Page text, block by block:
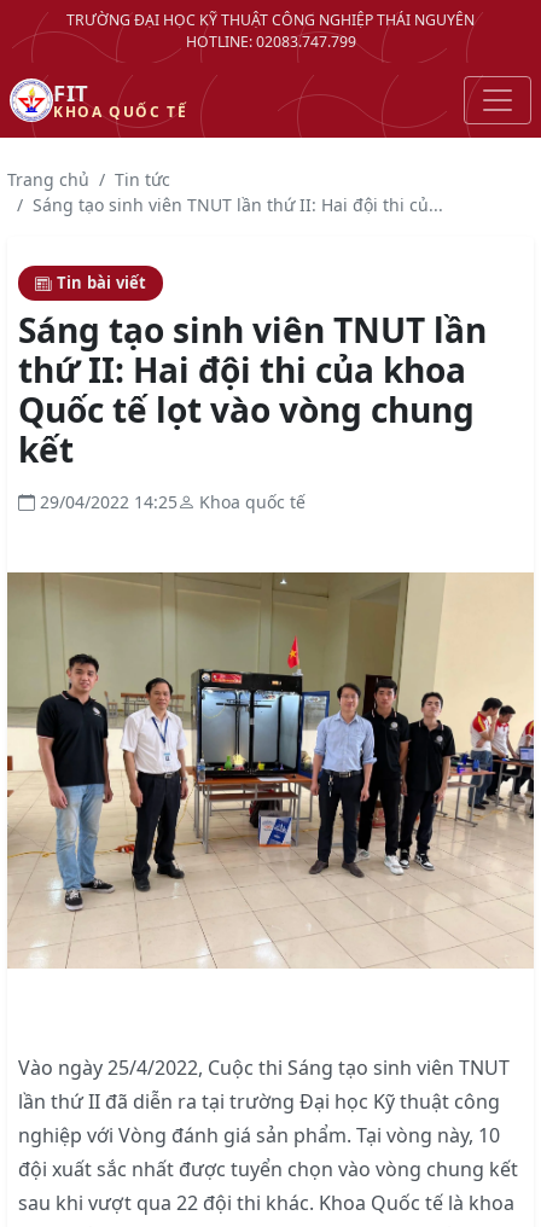
TRƯỜNG ĐẠI HỌC KỸ THUẬT CÔNG NGHIỆP THÁI NGUYÊN
HOTLINE: 02083.747.799
FIT
KHOA QUỐC TẾ
Trang chủ
Tin tức
Sáng tạo sinh viên TNUT lần thứ II: Hai đội thi củ...
Tin bài viết
Sáng tạo sinh viên TNUT lần
thứ II: Hai đội thi của khoa
Quốc tế lọt vào vòng chung
kết
29/04/2022 14:25 Khoa quốc tế
Vào ngày 25/4/2022, Cuộc thi Sáng tạo sinh viên TNUT
lần thứ II đã diễn ra tại trường Đại học Kỹ thuật công
nghiệp với Vòng đánh giá sản phẩm. Tại vòng này, 10
đội xuất sắc nhất được tuyển chọn vào vòng chung kết
sau khi vượt qua 22 đội thi khác. Khoa Quốc tế là khoa